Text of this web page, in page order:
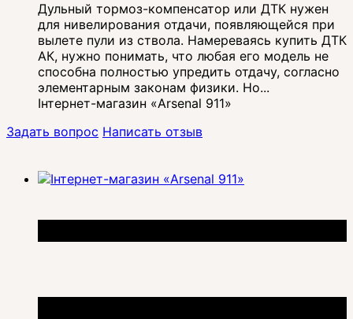
Дульный тормоз-компенсатор или ДТК нужен
для нивелирования отдачи, появляющейся при
вылете пули из ствола. Намереваясь купить ДТК
АК, нужно понимать, что любая его модель не
способна полностью упредить отдачу, согласно
элементарным законам физики. Но...
Інтернет-магазин «Arsenal 911»
Задать вопрос Написать отзыв